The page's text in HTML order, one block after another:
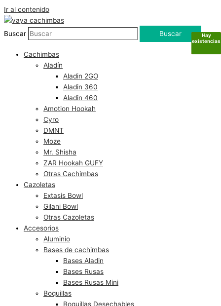
Ir al contenido
Buscar Buscar
Cachimbas
Aladín
Aladin 2GO
Aladin 360
Aladin 460
Amotion Hookah
Cyro
DMNT
Moze
Mr. Shisha
ZAR Hookah GUFY
Otras Cachimbas
Cazoletas
Extasis Bowl
Gilani Bowl
Otras Cazoletas
Accesorios
Aluminio
Bases de cachimbas
Bases Aladin
Bases Rusas
Bases Rusas Mini
Boquillas
Boquillas Desechables
Sin
existencias
Hay
existencias
Sin
existencias
Hay
existencias